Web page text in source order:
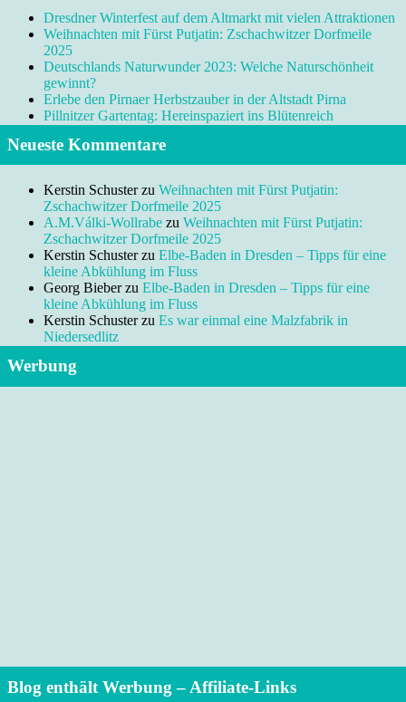
Dresdner Winterfest auf dem Altmarkt mit vielen Attraktionen
Weihnachten mit Fürst Putjatin: Zschachwitzer Dorfmeile
2025
Deutschlands Naturwunder 2023: Welche Naturschönheit
gewinnt?
Erlebe den Pirnaer Herbstzauber in der Altstadt Pirna
Pillnitzer Gartentag: Hereinspaziert ins Blütenreich
Neueste Kommentare
Kerstin Schusterzu Weihnachten mit Fürst Putjatin:
Zschachwitzer Dorfmeile 2025
A.M.Válki-Wollrabe zu Weihnachten mit Fürst Putjatin:
Zschachwitzer Dorfmeile 2025
Kerstin Schusterzu Elbe-Baden in Dresden – Tipps für eine
kleine Abkühlung im Fluss
Georg Bieberzu Elbe-Baden in Dresden – Tipps für eine
kleine Abkühlung im Fluss
Kerstin Schusterzu Es war einmal eine Malzfabrik in
Niedersedlitz
Werbung
Blog enthält Werbung – Affiliate-Links